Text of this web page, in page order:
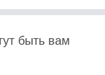
быть вам